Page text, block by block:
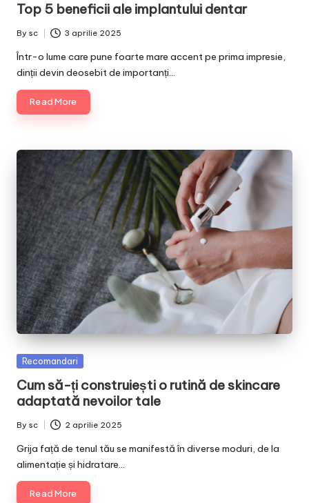
Top 5 beneficii ale implantului dentar
Posted
by
By sc 3 aprilie 2025
Într-o lume care pune foarte mare accent pe prima impresie,
dinții devin deosebit de importanți…
Read More
Posted
Recomandari
Cum să-ți construiești o rutină de skincare
adaptată nevoilor tale
Posted
by
By sc 2 aprilie 2025
Grija față de tenul tău se manifestă în diverse moduri, de la
alimentație și hidratare…
Read More